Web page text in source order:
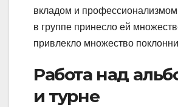
вкладом и
в группе принесло ей
привлекло множество
Работа над
и турне